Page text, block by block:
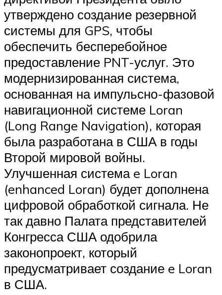
утверждено создание резервной
системы для GPS, чтобы
обеспечить бесперебойное
предоставление PNT-услуг. Это
модернизированная система,
основанная на импульсно-фазовой
навигационной системе Loran
(Long Range Navigation), которая
была разработана в США в годы
Второй мировой войны.
Улучшенная система e Loran
(enhanced Loran) будет дополнена
цифровой обработкой сигнала. Не
так давно Палата представителей
Конгресса США одобрила
законопроект, который
предусматривает создание e Loran
в США.